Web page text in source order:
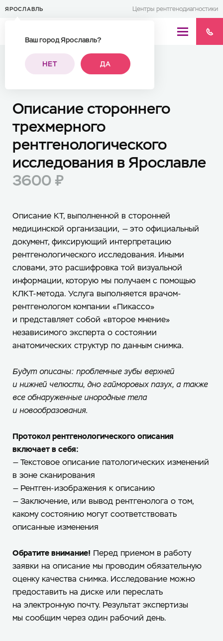
ЯРОСЛАВЛЬ
Ваш город Ярославль?
НЕТ ДА
Центры рентгенодиагностики
Все исследования
Описание стороннего
трехмерного
рентгенологического
исследования в Ярославле
3600 ₽
Описание КТ, выполненной в сторонней
медицинской организации, — это официальный
документ, фиксирующий интерпретацию
рентгенологического исследования. Иными
словами, это расшифровка той визуальной
информации, которую мы получаем с помощью
КЛКТ-метода. Услуга выполняется врачом-
рентгенологом компании «Пикассо»
и представляет собой «второе мнение»
независимого эксперта о состоянии
анатомических структур по данным снимка.
Будут описаны: проблемные зубы верхней
и нижней челюсти, дно гайморовых пазух, а также
все обнаруженные инородные тела
и новообразования.
Протокол рентгенологического описания
включает в себя:
— Текстовое описание патологических изменений
в зоне сканирования
— Рентген-изображения к описанию
— Заключение, или вывод рентгенолога о том,
какому состоянию могут соответствовать
описанные изменения
Обратите внимание! Перед приемом в работу
заявки на описание мы проводим обязательную
оценку качества снимка. Исследование можно
предоставить на диске или переслать
на электронную почту. Результат экспертизы
мы сообщим через один рабочий день.